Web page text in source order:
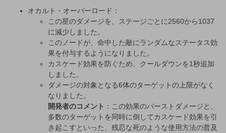
オカルト・オーバーロード：
この星のダメージを、ステージごとに2560から1037
に減少しました。
このノードが、命中した敵にランダムなステータス効
果を付与するようになりました。
カスケード効果を防ぐため、クールダウンを1秒追加
しました。
ダメージの対象となる6体のターゲットの上限がなく
なりました。
開発者のコメント ：この効果のバーストダメージと、
多数のターゲットを同時に倒してカスケード効果を引
き起こすといった、残忍な死のような使用方法の普及